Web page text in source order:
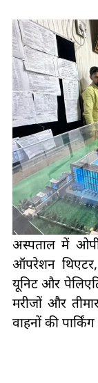
अस्पताल में
ऑपरेशन थिएटर,
यूनिट और
मरीजों और
वाहनों की